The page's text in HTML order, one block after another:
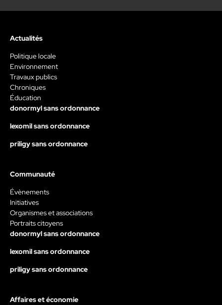
Actualités
Politique locale
Environnement
Travaux publics
Chroniques
Éducation
donormyl sans ordonnance
lexomil sans ordonnance
priligy sans ordonnance
Communauté
Évènements
Initiatives
Organismes et associations
Portraits citoyens
donormyl sans ordonnance
lexomil sans ordonnance
priligy sans ordonnance
Affaires et économie